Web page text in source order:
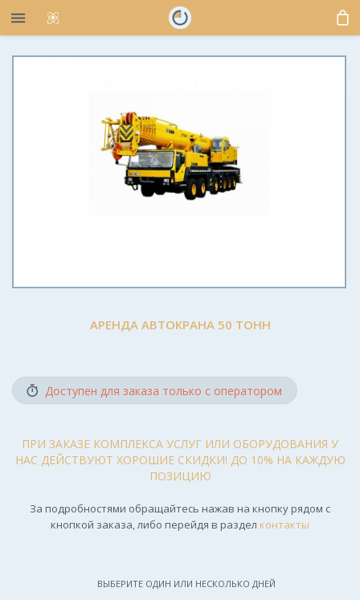
АРЕНДА АВТОКРАНА 50 ТОНН
Доступен для заказа только с оператором
ПРИ ЗАКАЗЕ КОМПЛЕКСА УСЛУГ ИЛИ ОБОРУДОВАНИЯ У
НАС ДЕЙСТВУЮТ ХОРОШИЕ СКИДКИ! ДО 10% НА КАЖДУЮ
ПОЗИЦИЮ
За подробностями обращайтесь нажав на кнопку рядом с
кнопкой заказа, либо перейдя в раздел контакты
ВЫБЕРИТЕ ОДИН ИЛИ НЕСКОЛЬКО ДНЕЙ